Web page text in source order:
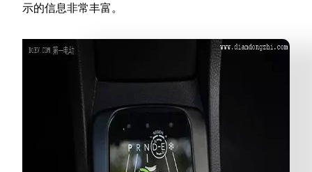
示的信息非常丰富。